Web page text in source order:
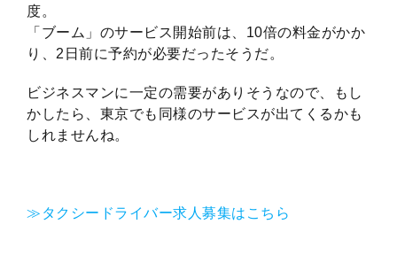
度。
「ブーム」のサービス開始前は、10倍の料金がかか
り、2日前に予約が必要だったそうだ。
ビジネスマンに一定の需要がありそうなので、もし
かしたら、東京でも同様のサービスが出てくるかも
しれませんね。
≫タクシードライバー求人募集はこちら